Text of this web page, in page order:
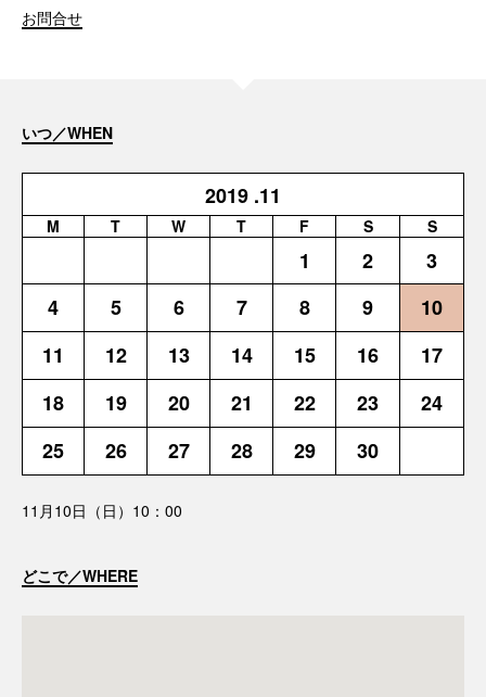
お問合せ
いつ／WHEN
2019 .11
M T W T F S S
1 2
3
4
5 6 7 8 9
10
11
12 13 14 15 16
17
18
19 20 21 22 23
24
25
26 27 28 29 30
11月10日（日）10：00
どこで／WHERE